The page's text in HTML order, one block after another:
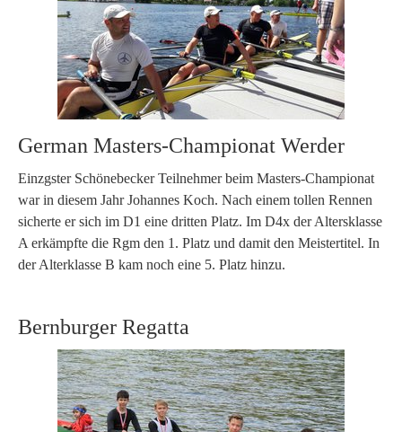
German Masters-Championat Werder
Einzgster Schönebecker Teilnehmer beim Masters-Championat
war in diesem Jahr Johannes Koch. Nach einem tollen Rennen
sicherte er sich im D1 eine dritten Platz. Im D4x der Altersklasse
A erkämpfte die Rgm den 1. Platz und damit den Meistertitel. In
der Alterklasse B kam noch eine 5. Platz hinzu.
Bernburger Regatta